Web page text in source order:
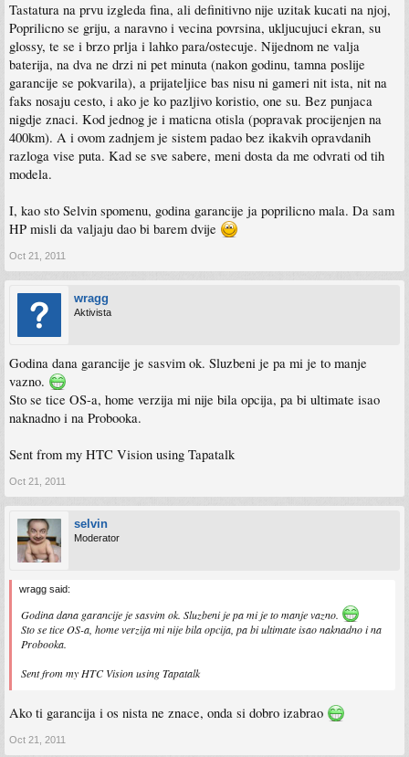
Tastatura na prvu izgleda fina, ali definitivno nije uzitak kucati na njoj,
Poprilicno se griju, a naravno i vecina povrsina, ukljucujuci ekran, su
glossy, te se i brzo prlja i lahko para/ostecuje. Nijednom ne valja
baterija, na dva ne drzi ni pet minuta (nakon godinu, tamna poslije
garancije se pokvarila), a prijateljice bas nisu ni gameri nit ista, nit na
faks nosaju cesto, i ako je ko pazljivo koristio, one su. Bez punjaca
nigdje znaci. Kod jednog je i maticna otisla (popravak procijenjen na
400km). A i ovom zadnjem je sistem padao bez ikakvih opravdanih
razloga vise puta. Kad se sve sabere, meni dosta da me odvrati od tih
modela.
I, kao sto Selvin spomenu, godina garancije ja poprilicno mala. Da sam
HP misli da valjaju dao bi barem dvije
Oct 21, 2011
wragg
Aktivista
Godina dana garancije je sasvim ok. Sluzbeni je pa mi je to manje
vazno.
Sto se tice OS-a, home verzija mi nije bila opcija, pa bi ultimate isao
naknadno i na Probooka.
Sent from my HTC Vision using Tapatalk
Oct 21, 2011
selvin
Moderator
wragg said:
Godina dana garancije je sasvim ok. Sluzbeni je pa mi je to manje vazno.
Sto se tice OS-a, home verzija mi nije bila opcija, pa bi ultimate isao naknadno i na
Probooka.
Sent from my HTC Vision using Tapatalk
Ako ti garancija i os nista ne znace, onda si dobro izabrao
Oct 21, 2011